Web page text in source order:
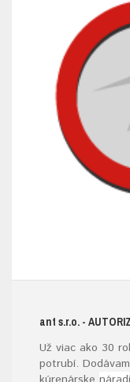
ant s.r.o. -
Už viac ako 30
potrubí.